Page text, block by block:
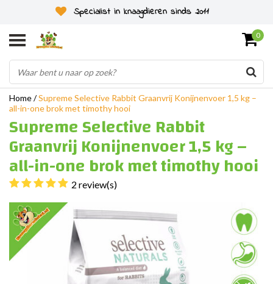
Specialist in knaagdieren sinds 2011
0
Home/Supreme Selective Rabbit Graanvrij Konijnenvoer 1,5 kg –
all-in-one brok met timothy hooi
Supreme Selective Rabbit
Graanvrij Konijnenvoer 1,5 kg –
all-in-one brok met timothy hooi
2 review(s)